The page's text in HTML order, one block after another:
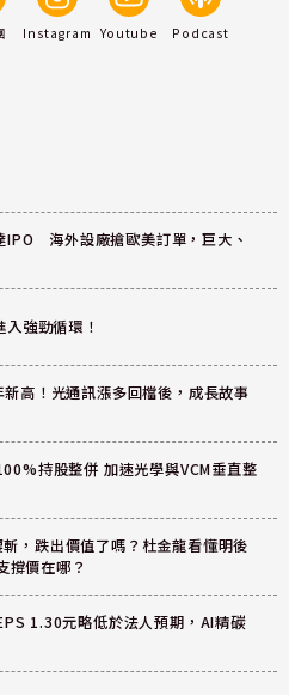
Instagram Youtube Podcast
IPO 海外設廠搶歐美訂單，巨大、
強勁循環！
高！光通訊漲多回檔後，成長故事
持股整併 加速光學與VCM垂直整
，跌出價值了嗎？杜金龍看懂明後
撐價在哪？
1.30元略低於法人預期，AI精碳